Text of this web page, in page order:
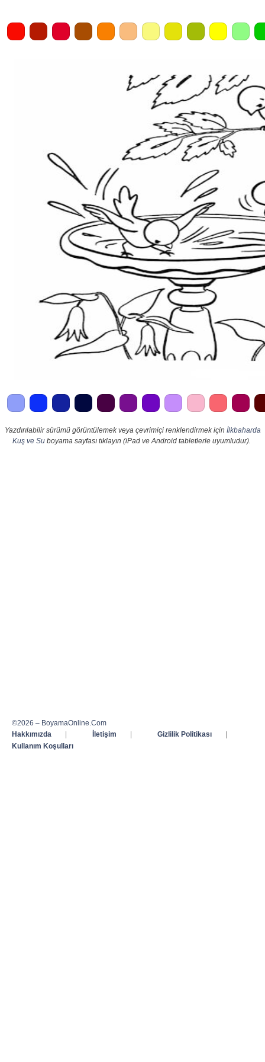
Yazdırılabilir sürümü görüntülemek veya çevrimiçi renklendirmek için İlkbaharda
Kuş ve Su boyama sayfası tıklayın (iPad ve Android tabletlerle uyumludur).
©2026 – BoyamaOnline.Com
Hakkımızda
| İletişim | Gizlilik Politikası
|
Kullanım Koşulları